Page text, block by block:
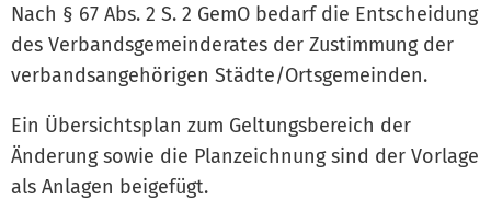
Nach § 67 Abs. 2 S. 2 GemO bedarf die Entscheidung
des Verbandsgemeinderates der Zustimmung der
verbandsangehörigen Städte/Ortsgemeinden.
Ein Übersichtsplan zum Geltungsbereich der
Änderung sowie die Planzeichnung sind der Vorlage
als Anlagen beigefügt.